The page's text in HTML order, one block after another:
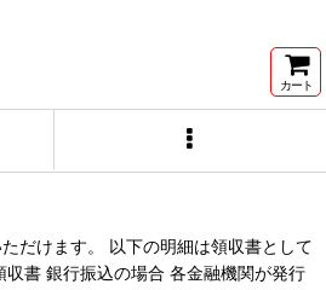
カート
だけます。 以下の明細は領収書として
書 銀行振込の場合 各金融機関が発行